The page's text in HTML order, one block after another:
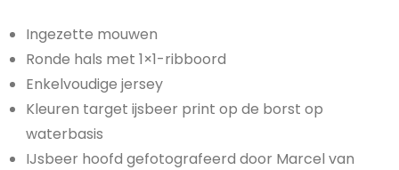
Ingezette mouwen
Ronde hals met 1×1-ribboord
Enkelvoudige jersey
Kleuren target ijsbeer print op de borst op
waterbasis
IJsbeer hoofd gefotografeerd door Marcel van